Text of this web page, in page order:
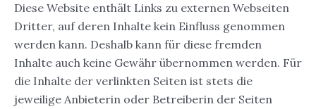
Diese Website enthält Links zu externen Webseiten
Dritter, auf deren Inhalte kein Einfluss genommen
werden kann. Deshalb kann für diese fremden
Inhalte auch keine Gewähr übernommen werden. Für
die Inhalte der verlinkten Seiten ist stets die
jeweilige Anbieterin oder Betreiberin der Seiten